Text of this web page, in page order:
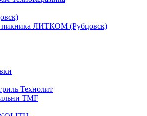
пикника ЛИТКОМ (Рубцовск)
Технолит
TMF